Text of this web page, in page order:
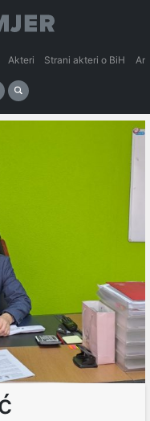
Akteri Strani akteri o BiH